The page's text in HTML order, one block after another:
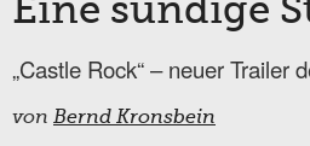
Eine sündige
„Castle Rock“ – neuer Trailer
von Bernd Kronsbein